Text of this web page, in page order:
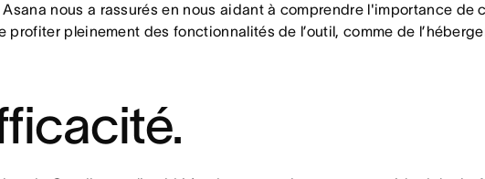
nous a rassurés en nous aidant à comprendre l'importance de
pleinement des fonctionnalités de l’outil, comme de